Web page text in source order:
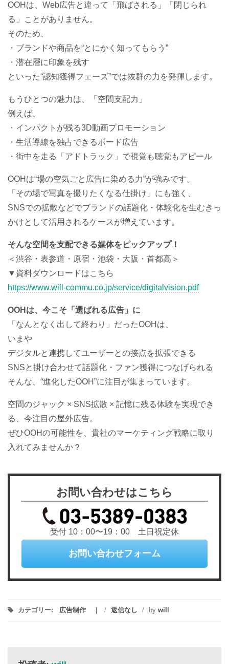
OOHは、Web広告と違って「飛ばされる」「閉じられ
る」ことがありません。
そのため、
・ブランドや商品を“とにかく知ってもらう”
・潜在層に印象を残す
といった“認知獲得フェーズ”では抜群の力を発揮します。
もうひとつの魅力は、「空間支配力」
例えば、
・インパクトが残る3D動画プロモーション
・生活導線を独占できるボード広告
・街中を走る「アドトラック」で視覚も聴覚もアピール
OOHは“場の空気ごと広告に染める力”が強みです。
「その場で写真を撮りたくなる仕掛け」にも強く、
SNSでの拡散などでブランドの話題化・体験化を生むきっ
かけとして活用されるケースが増えています。
そんな空間を支配できる媒体をピックアップ！
＜渋谷・表参道・原宿・池袋・大阪・首都高＞
▼資料ダウンロードはこちら
https://www.will-commu.co.jp/service/digitalvision.pdf
OOHは、今こそ「選ばれる広告」に
「なんとなく出して終わり」だったOOHは、
いまや
デジタルと連携してユーザーとの接点を拡張できる
SNSと掛け合わせて話題化・ファン獲得につなげられる
そんな、“進化したOOH”に注目が集まっています。
空間のジャック × SNS拡散 × 記憶に残る体験を実現でき
る、今注目の屋外広告。
ぜひOOHの可能性を、貴社のマーケティング戦略に取り
入れてみませんか？
お問い合わせはこちら
受付 10：00〜19：00 土日祝定休
お問い合わせフォーム
カテゴリー: 広告制作 / 返信なし / by will